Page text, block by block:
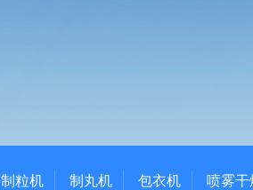
制粒机 制丸机 包衣机 喷雾干